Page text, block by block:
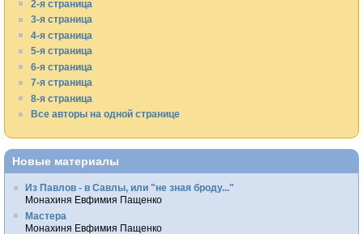
2-я страница
3-я страница
4-я страница
5-я страница
6-я страница
7-я страница
8-я страница
Все авторы на одной странице
Новые материалы
Из Павлов - в Савлы, или "не зная броду..."
Монахиня Евфимия Пащенко
Мастера
Монахиня Евфимия Пащенко